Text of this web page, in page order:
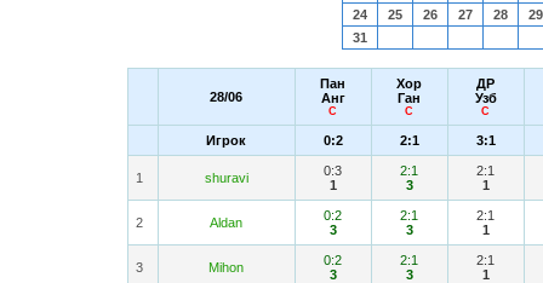
24
25 26 27 28
29
31
28/06
Пан
Анг
С
Хор
Ган
С
ДР
Узб
С
Игрок 0:2 2:1 3:1
1 shuravi
0:3
1
2:1
3
2:1
1
2 Aldan
0:2
3
2:1
3
2:1
1
3 Mihon
0:2
3
2:1
3
2:1
1